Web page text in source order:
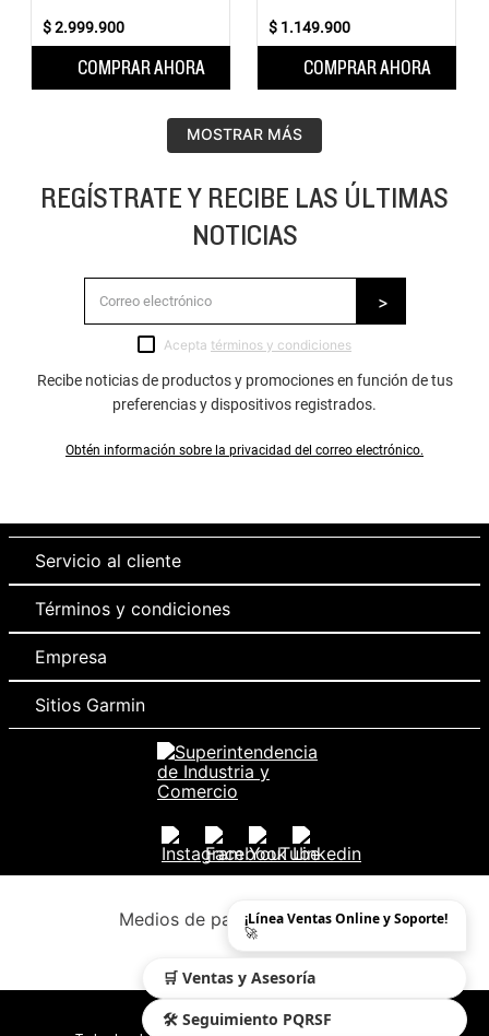
de entrenamiento y
recuperación.
$2.999.900
COMPRAR AHORA
y recuperación
$ 1.149.900
COMPRAR AHORA
MOSTRAR MÁS
REGÍSTRATE Y RECIBE LAS ÚLTIMAS
NOTICIAS
Acepta términos y condiciones
Recibe noticias de productos y promociones en función de tus
preferencias y dispositivos registrados.
Obtén información sobre la privacidad del correo electrónico.
Servicio al cliente
Términos y condiciones
Empresa
Sitios Garmin
Medios de pago y sitio seguro
¡Línea Ventas Online y Soporte!
🚀
🛒 Ventas y Asesoría
🛠️ Seguimiento PQRSF